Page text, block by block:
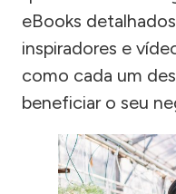
eBooks
inspiradores e
como cada um
beneficiar o seu